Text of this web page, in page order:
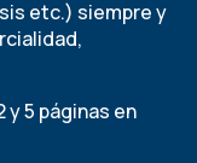
etc.) siempre y
5 páginas en